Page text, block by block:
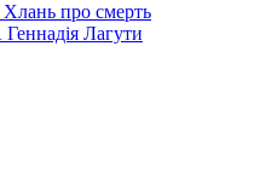
Хлань про смерть
Лагути